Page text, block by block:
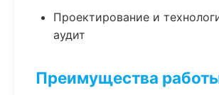
Проектирование и
аудит
Преимущества